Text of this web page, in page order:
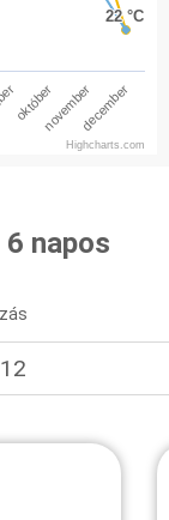
22 °C
22 °C
októbernovemberdecember
Highcharts.com
napos